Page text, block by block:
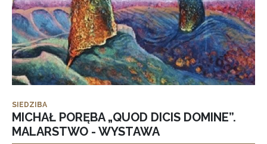
SIEDZIBA
MICHAŁ PORĘBA „QUOD DICIS DOMINE”.
MALARSTWO - WYSTAWA